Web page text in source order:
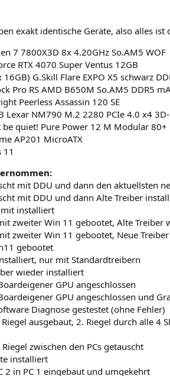
exakt identische Geräte, also alles
7 7800X3D 8x 4.20GHz So.AM5 WOF
RTX 4070 Super Ventus 12GB
16GB) G.Skill Flare EXPO X5 schwarz
Pro RS AMD B650M So.AM5 DDR5
Peerless Assassin 120 SE
Lexar NM790 M.2 2280 PCIe 4.0 x4
be quiet! Pure Power 12 M Modular 80+
AP201 MicroATX
11
mit DDU und dann den aktuellsten
mit DDU und dann Alte Treiber
installiert
zweiter Win 11 gebootet, Alte Treiber
zweiter Win 11 gebootet, Neue
gebootet
nur mit Standardtreibern
wieder installiert
GPU angeschlossen
GPU angeschlossen und
Diagnose gestestet (ohne Fehler)
Riegel ausgebaut, 2. Riegel durch alle
zwischen den PCs getauscht
installiert
2 in PC 1 eingebaut und umgekehrt